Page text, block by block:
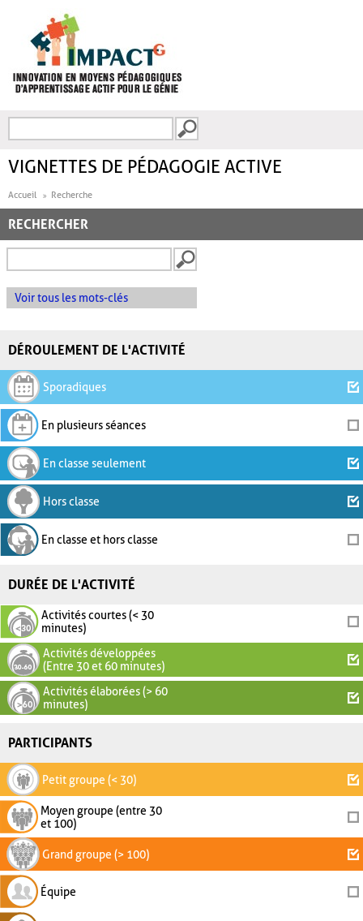
FORMULAIRE DE
VIGNETTES DE PÉDAGOGIE ACTIVE
Accueil Recherche
RECHERCHER
Voir tous les mots-clés
DÉROULEMENT DE L'ACTIVITÉ
Sporadiques
En plusieurs séances
En classe seulement
Hors classe
En classe et hors classe
DURÉE DE L'ACTIVITÉ
Activités courtes (< 30
minutes)
Activités développées
(Entre 30 et 60 minutes)
Activités élaborées (> 60
minutes)
PARTICIPANTS
Petit groupe (< 30)
Moyen groupe (entre 30
et 100)
Grand groupe (> 100)
Équipe